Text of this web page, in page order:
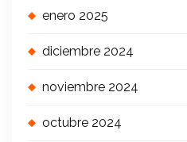
enero 2025
diciembre 2024
noviembre 2024
octubre 2024